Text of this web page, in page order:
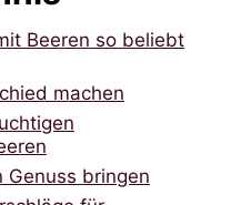
Beeren so beliebt
machen
Genuss bringen